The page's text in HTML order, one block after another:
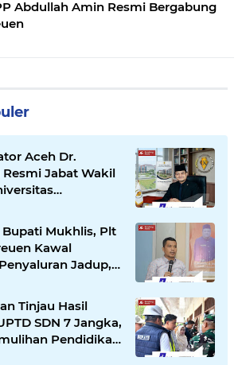
Abdullah Amin Resmi Bergabung
Aceh Dr.
Resmi Jabat Wakil
Mukhlis, Plt
Kawal
Jadup,
dengan
Tinjau Hasil
SDN 7 Jangka,
Pendidikan
Berjalan Optimal